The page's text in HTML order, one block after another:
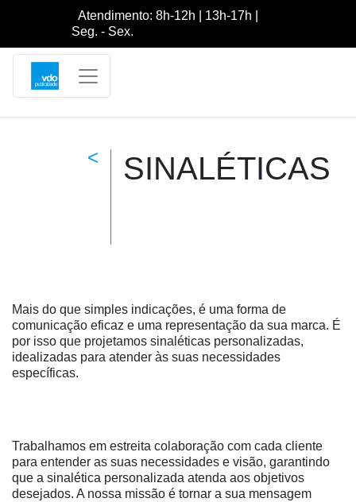
Atendimento: 8h-12h | 13h-17h |
Seg. - Sex.
< SINALÉTICAS
Mais do que simples indicações, é uma forma de
comunicação eficaz e uma representação da sua marca. É
por isso que projetamos sinaléticas personalizadas,
idealizadas para atender às suas necessidades
específicas.
Trabalhamos em estreita colaboração com cada cliente
para entender as suas necessidades e visão, garantindo
que a sinalética personalizada atenda aos objetivos
desejados. A nossa missão é tornar a sua mensagem